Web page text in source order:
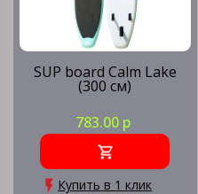
SUP board Calm Lake
(300 см)
783.00 р
Купить в 1 клик